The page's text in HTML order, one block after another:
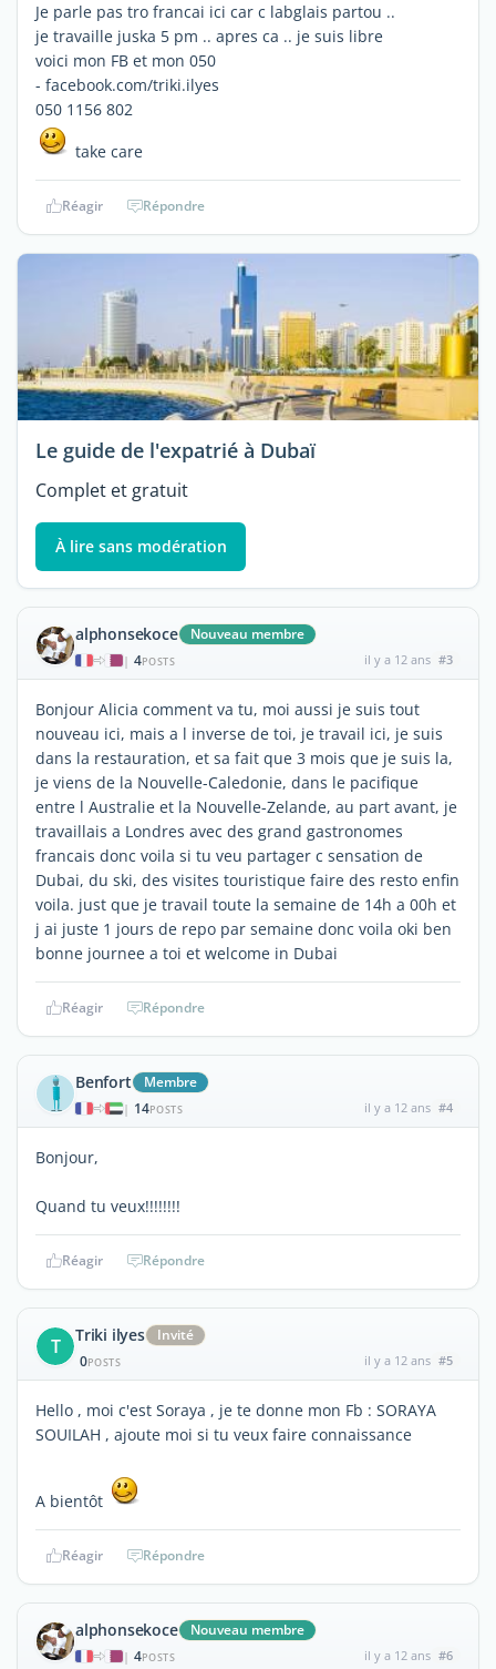
Je parle pas tro francai ici car c labglais partou ..
je travaille juska 5 pm .. apres ca .. je suis libre
voici mon FB et mon 050
- facebook.com/triki.ilyes
050 1156 802
take care
Réagir Répondre
Le guide de l'expatrié à Dubaï
Complet et gratuit
À lire sans modération
alphonsekoce Nouveau membre
| 4POSTS il y a 12 ans #3
Bonjour Alicia comment va tu, moi aussi je suis tout
nouveau ici, mais a l inverse de toi, je travail ici, je suis
dans la restauration, et sa fait que 3 mois que je suis la,
je viens de la Nouvelle-Caledonie, dans le pacifique
entre l Australie et la Nouvelle-Zelande, au part avant, je
travaillais a Londres avec des grand gastronomes
francais donc voila si tu veu partager c sensation de
Dubai, du ski, des visites touristique faire des resto enfin
voila. just que je travail toute la semaine de 14h a 00h et
j ai juste 1 jours de repo par semaine donc voila oki ben
bonne journee a toi et welcome in Dubai
Réagir Répondre
Benfort Membre
| 14POSTS il y a 12 ans #4
Bonjour,
Quand tu veux!!!!!!!!
Réagir Répondre
T Triki ilyes
Invité
0POSTS il y a 12 ans #5
Hello , moi c'est Soraya , je te donne mon Fb : SORAYA
SOUILAH , ajoute moi si tu veux faire connaissance
A bientôt
Réagir Répondre
alphonsekoce Nouveau membre
| 4POSTS il y a 12 ans #6